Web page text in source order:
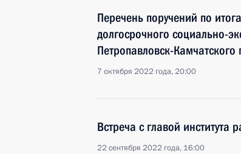
Перечень поручений по
долгосрочного социально-
Петропавловск-Камчатского
7 октября 2022 года, 20:00
Встреча с главой
22 сентября 2022 года, 16:00